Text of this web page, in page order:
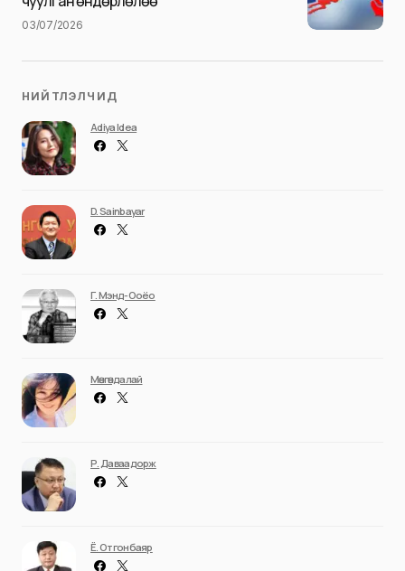
03/07/2026
НИЙТЛЭЛЧИД
Adiya Idea
D. Sainbayar
Г. Мэнд-Ооёо
Мөнгөндалай
Р. Даваадорж
Ё. Отгонбаяр